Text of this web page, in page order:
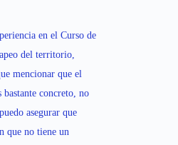
en el Curso de
del territorio,
mencionar que el
bastante concreto, no
asegurar que
que no tiene un